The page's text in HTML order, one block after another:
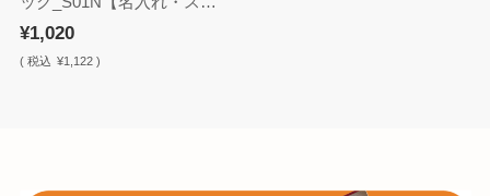
ッカー】
¥1,020
( 税込 ¥1,122 )